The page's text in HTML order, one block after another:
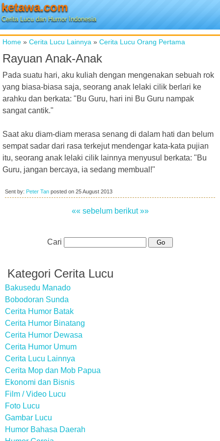
ketawa.com
Cerita Lucu dan Humor Indonesia
Home » Cerita Lucu Lainnya » Cerita Lucu Orang Pertama
Rayuan Anak-Anak
Pada suatu hari, aku kuliah dengan mengenakan sebuah rok
yang biasa-biasa saja, seorang anak lelaki cilik berlari ke
arahku dan berkata: "Bu Guru, hari ini Bu Guru nampak
sangat cantik."
Saat aku diam-diam merasa senang di dalam hati dan belum
sempat sadar dari rasa terkejut mendengar kata-kata pujian
itu, seorang anak lelaki cilik lainnya menyusul berkata: "Bu
Guru, jangan bercaya, ia sedang membual!"
Sent by: Peter Tan posted on 25 August 2013
«« sebelum berikut »»
Cari
Kategori Cerita Lucu
Bakusedu Manado
Bobodoran Sunda
Cerita Humor Batak
Cerita Humor Binatang
Cerita Humor Dewasa
Cerita Humor Umum
Cerita Lucu Lainnya
Cerita Mop dan Mob Papua
Ekonomi dan Bisnis
Film / Video Lucu
Foto Lucu
Gambar Lucu
Humor Bahasa Daerah